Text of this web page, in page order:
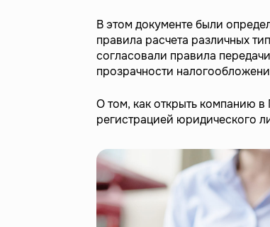
В этом документе были
правила расчета различных
согласовали правила
прозрачности
О том, как открыть компанию в
регистрацией юридического